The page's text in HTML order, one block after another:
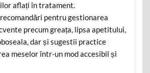
aflați în tratament.
pentru gestionarea
precum greața, lipsa apetitului,
dar și sugestii practice
meselor într-un mod accesibil și